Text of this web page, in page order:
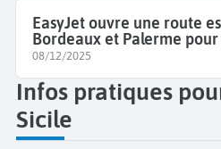
EasyJet ouvre une route
Bordeaux et Palerme pour
08/12/2025
Infos pratiques
Sicile